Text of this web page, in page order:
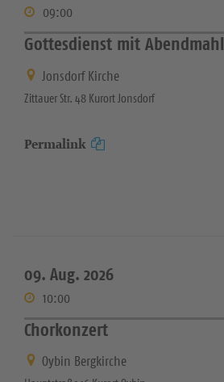
09:00
Gottesdienst mit Abendmahl
Jonsdorf Kirche
Zittauer Str. 48 Kurort Jonsdorf
Permalink
09. Aug. 2026
10:00
Chorkonzert
Oybin Bergkirche